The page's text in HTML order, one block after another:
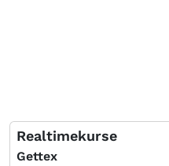
Realtimekurse
Gettex